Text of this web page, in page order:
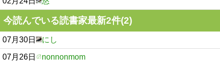
今読んでいる読書家最新2件(2)
07月30日 にし
07月26日 nonnonmom